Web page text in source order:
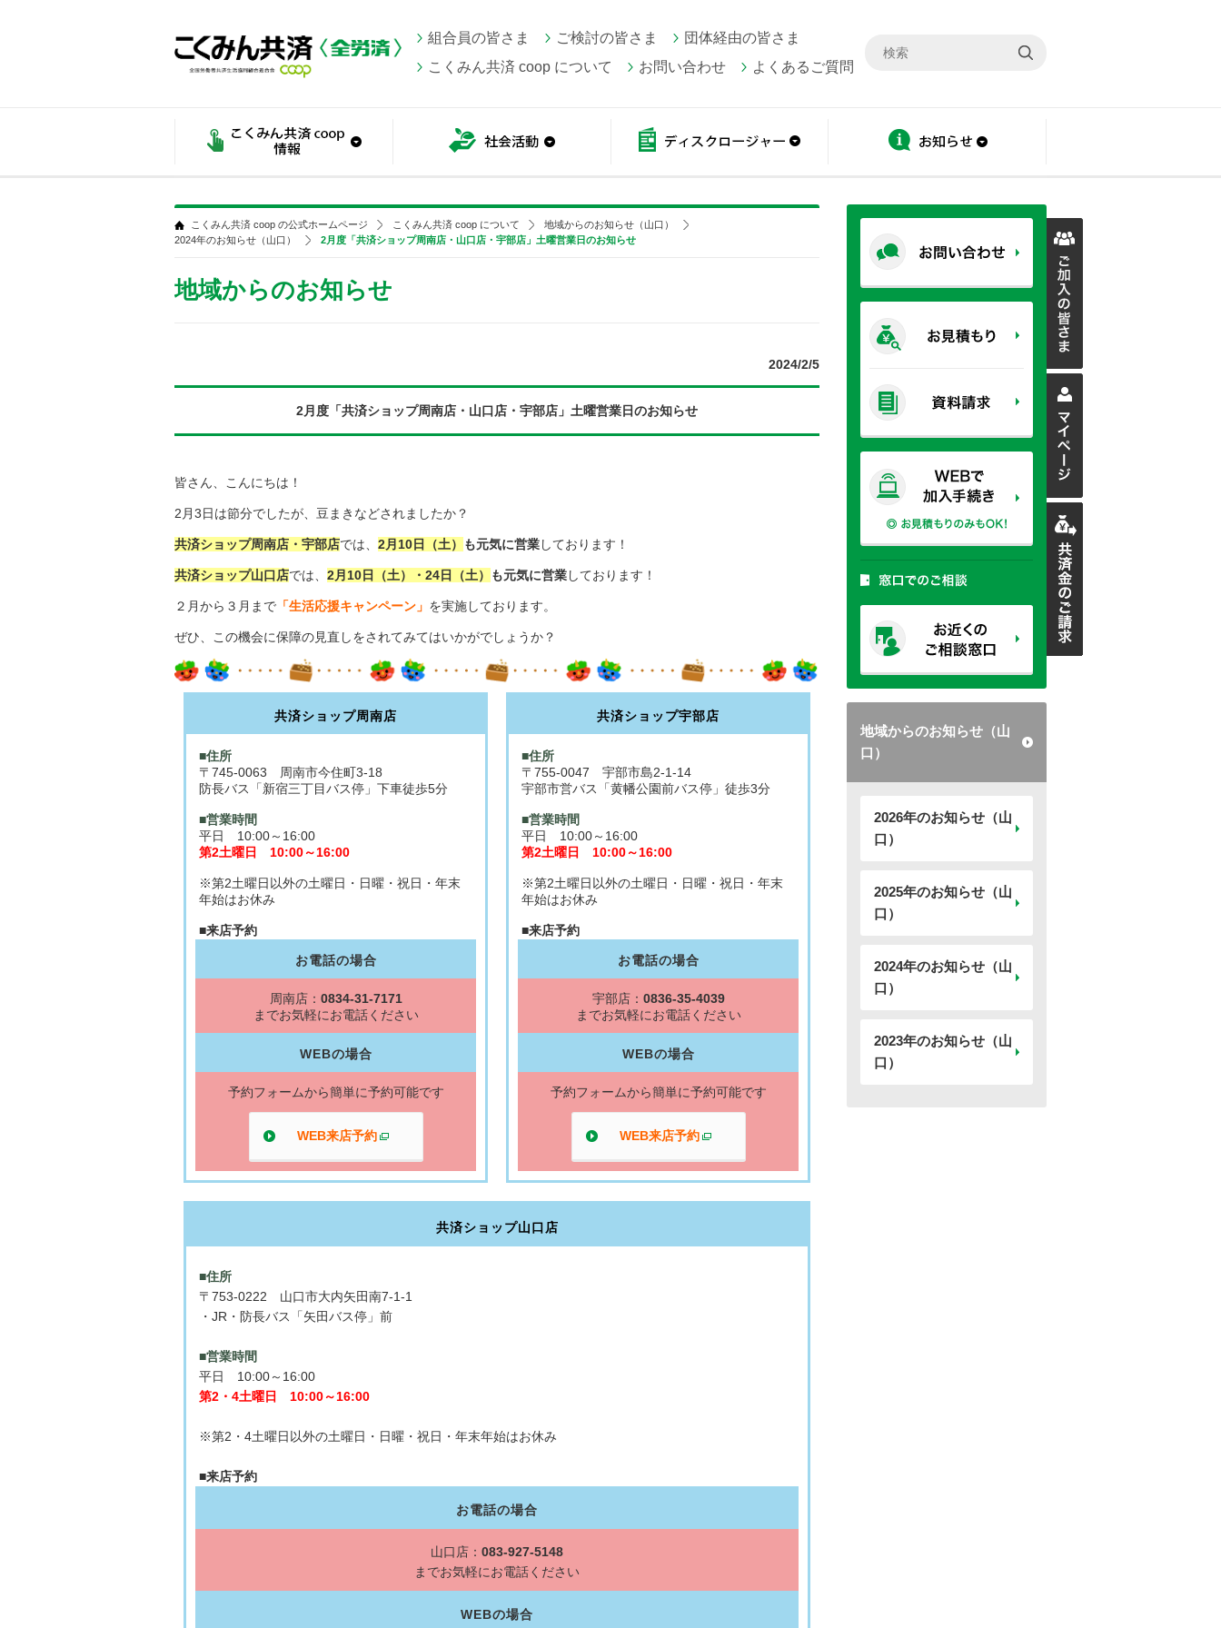
組合員の皆さま ご検討の皆さま
団体経由の皆さま
こくみん共済 coop について
お問い合わせ よくあるご質問
地域からのお知らせ（山
口）
2026年のお知らせ（山
口）
2025年のお知らせ（山
口）
2024年のお知らせ（山
口）
2023年のお知らせ（山
口）
こくみん共済 coop の公式ホームページ こくみん共済 coop について
地域からのお知らせ（山口）
2024年のお知らせ（山口）
2月度「共済ショップ周南店・山口店・宇部店」土曜営業日のお知らせ
地域からのお知らせ
2024/2/5
2月度「共済ショップ周南店・山口店・宇部店」土曜営業日のお知らせ
皆さん、こんにちは！
2月3日は節分でしたが、豆まきなどされましたか？
共済ショップ周南店・宇部店では、 2月10日（土） も元気に営業しております！
共済ショップ山口店では、 2月10日（土）・24日（土） も元気に営業しております！
２月から３月まで 「生活応援キャンペーン」 を実施しております。
ぜひ、この機会に保障の見直しをされてみてはいかがでしょうか？
共済ショップ周南店
■住所
〒745-0063 周南市今住町3-18
防長バス「新宿三丁目バス停」下車徒歩5分
■営業時間
平日 10:00～16:00
第2土曜日 10:00～16:00
※第2土曜日以外の土曜日・日曜・祝日・年末
年始はお休み
■来店予約
お電話の場合
周南店： 0834-31-7171
までお気軽にお電話ください
WEBの場合
予約フォームから簡単に予約可能です
WEB来店予約
共済ショップ宇部店
■住所
〒755-0047 宇部市島2-1-14
宇部市営バス「黄幡公園前バス停」徒歩3分
■営業時間
平日 10:00～16:00
第2土曜日 10:00～16:00
※第2土曜日以外の土曜日・日曜・祝日・年末
年始はお休み
■来店予約
お電話の場合
宇部店： 0836-35-4039
までお気軽にお電話ください
WEBの場合
予約フォームから簡単に予約可能です
WEB来店予約
共済ショップ山口店
■住所
〒753-0222 山口市大内矢田南7-1-1
・JR・防長バス「矢田バス停」前
■営業時間
平日 10:00～16:00
第2・4土曜日 10:00～16:00
※第2・4土曜日以外の土曜日・日曜・祝日・年末年始はお休み
■来店予約
お電話の場合
山口店： 083-927-5148
までお気軽にお電話ください
WEBの場合